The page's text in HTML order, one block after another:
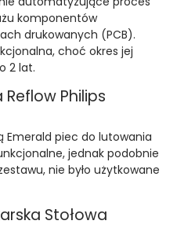
komponentów
drukowanych (PCB).
choć okres jej
2 lat.
Philips
Emerald piec do lutowania
jednak podobnie
nie było użytkowane
Stołowa